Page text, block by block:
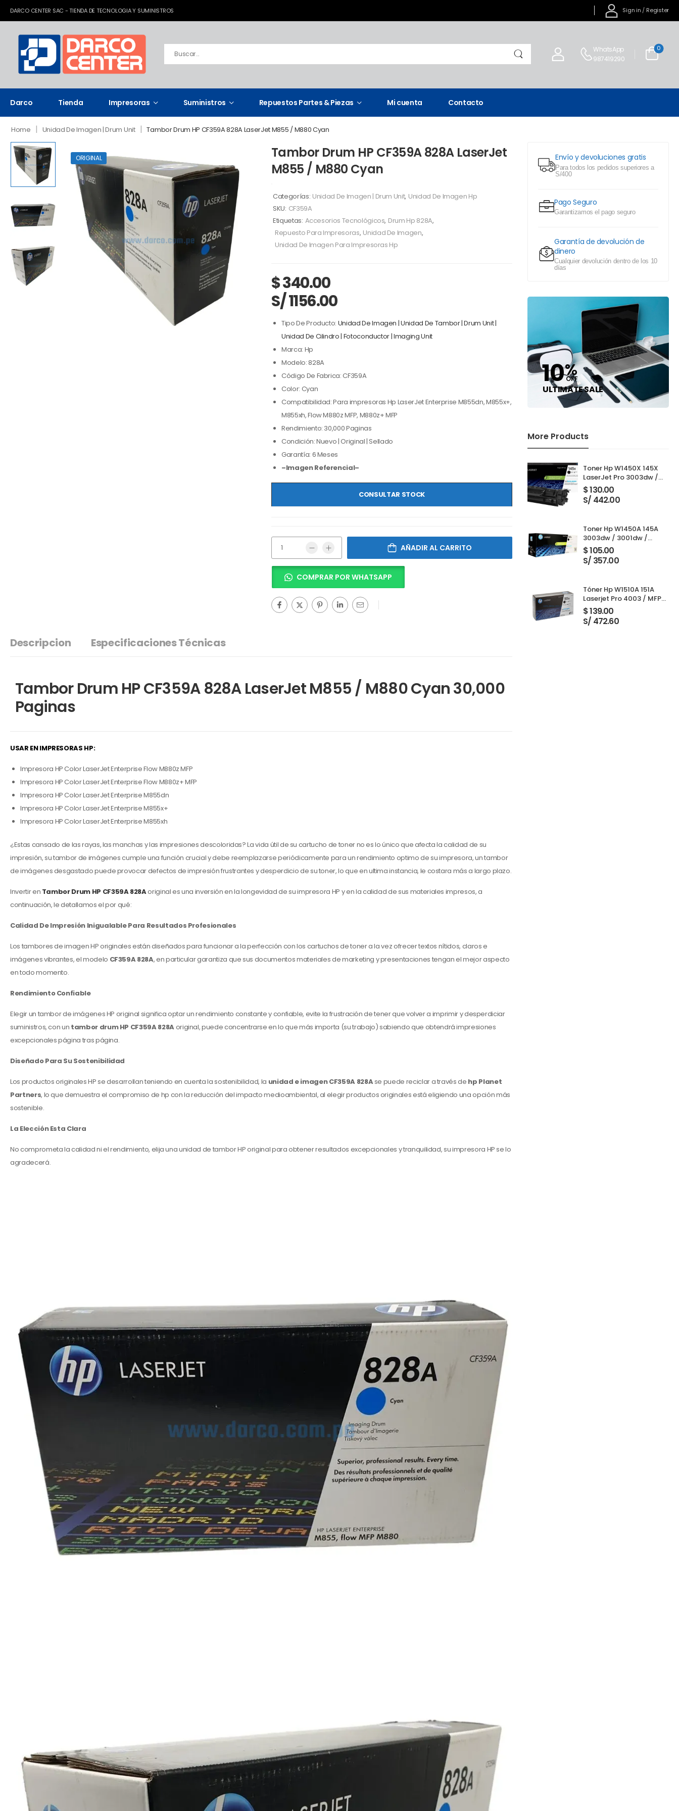
DARCO CENTER SAC - TIENDA DE TECNOLOGIA Y SUMINISTROS Sign in / Register
WhatsApp
987419290
0
Darco Tienda Impresoras Suministros Repuestos Partes & Piezas Mi cuenta Contacto
Home | Unidad De Imagen | Drum Unit | Tambor Drum HP CF359A 828A LaserJet M855 / M880 Cyan
Envío y devoluciones gratis
Para todos los pedidos superiores a
S/400
Pago Seguro
Garantizamos el pago seguro
Garantía de devolución de
dinero
Cualquier devolución dentro de los 10
días
10%
OFF
ULTIMATE SALE
More Products
Toner Hp W1450X 145X
LaserJet Pro 3003dw /
3001dw / 3001dwe /
3101fdw / 3103fdw Black
$130.00
S/ 442.00
Toner Hp W1450A 145A
3003dw / 3001dw /
3001dwe / 3101fdw /
3103fdw Black 1,700
Paginas
$105.00
S/ 357.00
Tóner Hp W1510A 151A
Laserjet Pro 4003 / MFP
4103 Black 3,050 Páginas
$139.00
S/ 472.60
ORIGINAL
Tambor Drum HP CF359A 828A LaserJet
M855 / M880 Cyan
Categorías: Unidad De Imagen | Drum Unit, Unidad De Imagen Hp
SKU: CF359A
Etiquetas: Accesorios Tecnológicos, Drum Hp 828A,
Repuesto Para Impresoras, Unidad De Imagen,
Unidad De Imagen Para Impresoras Hp
$340.00
S/ 1156.00
Tipo De Producto: Unidad De Imagen | Unidad De Tambor | Drum Unit |
Unidad De Cilindro | Fotoconductor | Imaging Unit
Marca: Hp
Modelo: 828A
Código De Fabrica: CF359A
Color: Cyan
Compatibilidad: Para impresoras Hp LaserJet Enterprise M855dn, M855x+,
M855xh, Flow M880z MFP, M880z+ MFP
Rendimiento: 30,000 Paginas
Condición: Nuevo | Original | Sellado
Garantía: 6 Meses
–Imagen Referencial–
CONSULTAR STOCK
AÑADIR AL CARRITO
COMPRAR POR WHATSAPP
Descripcion Especificaciones Técnicas
Tambor Drum HP CF359A 828A LaserJet M855 / M880 Cyan 30,000
Paginas
USAR EN IMPRESORAS HP:
Impresora HP Color LaserJet Enterprise Flow M880z MFP
Impresora HP Color LaserJet Enterprise Flow M880z+ MFP
Impresora HP Color LaserJet Enterprise M855dn
Impresora HP Color LaserJet Enterprise M855x+
Impresora HP Color LaserJet Enterprise M855xh
¿Estas cansado de las rayas, las manchas y las impresiones descoloridas? La vida útil de su cartucho de toner no es lo único que afecta la calidad de su
impresión, su tambor de imágenes cumple una función crucial y debe reemplazarse periódicamente para un rendimiento optimo de su impresora, un tambor
de imágenes desgastado puede provocar defectos de impresión frustrantes y desperdicio de su toner, lo que en ultima instancia, le costara más a largo plazo.
Invertir en Tambor Drum HP CF359A 828Aoriginal es una inversión en la longevidad de su impresora HP y en la calidad de sus materiales impresos, a
continuación, le detallamos el por qué:
Calidad De Impresión Inigualable Para Resultados Profesionales
Los tambores de imagen HP originales están diseñados para funcionar a la perfección con los cartuchos de toner a la vez ofrecer textos nítidos, claros e
imágenes vibrantes, el modelo CF359A 828A, en particular garantiza que sus documentos materiales de marketing y presentaciones tengan el mejor aspecto
en todo momento.
Rendimiento Confiable
Elegir un tambor de imágenes HP original significa optar un rendimiento constante y confiable, evite la frustración de tener que volver a imprimir y desperdiciar
suministros, con un tambor drum HP CF359A 828Aoriginal, puede concentrarse en lo que más importa (su trabajo) sabiendo que obtendrá impresiones
excepcionales página tras página.
Diseñado Para Su Sostenibilidad
Los productos originales HP se desarrollan teniendo en cuenta la sostenibilidad, la unidad e imagenCF359A 828Ase puede reciclar a través de hp Planet
Partners, lo que demuestra el compromiso de hp con la reducción del impacto medioambiental, al elegir productos originales está eligiendo una opción más
sostenible.
La Elección Esta Clara
No comprometa la calidad ni el rendimiento, elija una unidad de tambor HP original para obtener resultados excepcionales y tranquilidad, su impresora HP se lo
agradecerá.